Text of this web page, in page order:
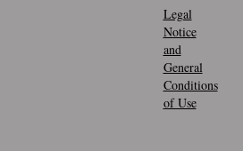
Legal
Notice
and
General
Conditions
of Use